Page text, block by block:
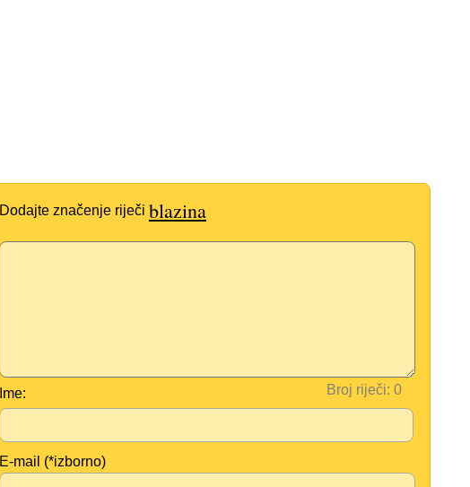
Dodajte značenje riječi blazina
Broj riječi:
Ime:
E-mail (*izborno)